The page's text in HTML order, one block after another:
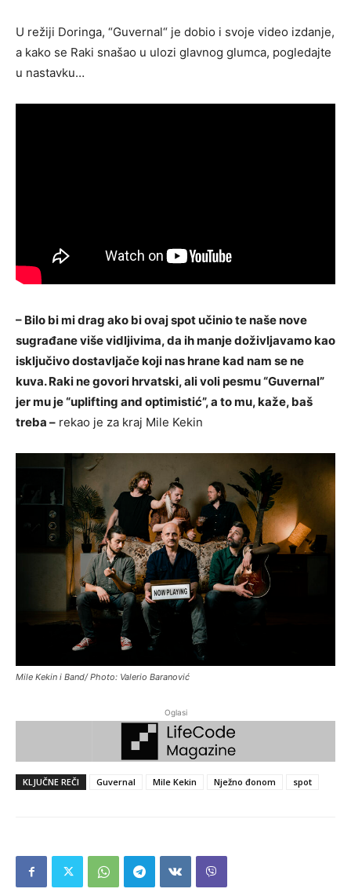
U režiji Doringa, “Guvernal“ je dobio i svoje video izdanje,
a kako se Raki snašao u ulozi glavnog glumca, pogledajte
u nastavku…
– Bilo bi mi drag ako bi ovaj spot učinio te naše nove
sugrađane više vidljivima, da ih manje doživljavamo kao
isključivo dostavljače koji nas hrane kad nam se ne
kuva. Raki ne govori hrvatski, ali voli pesmu “Guvernal”
jer mu je “uplifting and optimistić”, a to mu, kaže, baš
treba – rekao je za kraj Mile Kekin
Mile Kekin i Band/ Photo: Valerio Baranović
Oglasi
KLJUČNE REČI Guvernal Mile Kekin Nježno đonom spot